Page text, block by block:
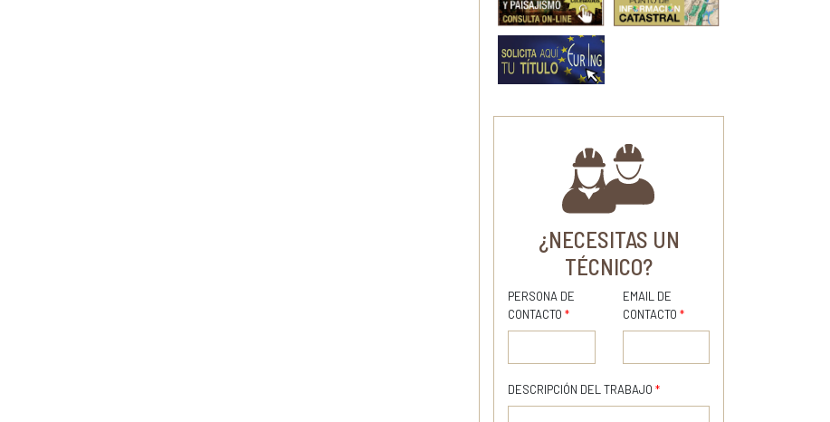
¿NECESITAS UN
TÉCNICO?
PERSONA DE
CONTACTO *
EMAIL DE
CONTACTO *
DESCRIPCIÓN DEL TRABAJO *